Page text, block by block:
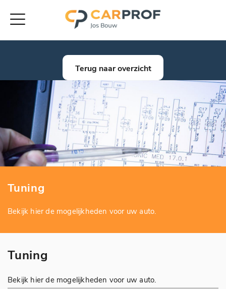
Terug naar overzicht
Tuning
Bekijk hier de mogelijkheden voor uw auto.
Tuning
Bekijk hier de mogelijkheden voor uw auto.